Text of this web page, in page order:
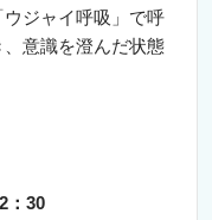
ジャイ呼吸」で呼
意識を澄んだ状態
：30